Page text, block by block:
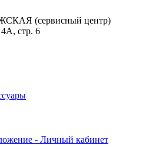
(сервисный центр)
стр. 6
- Личный кабинет